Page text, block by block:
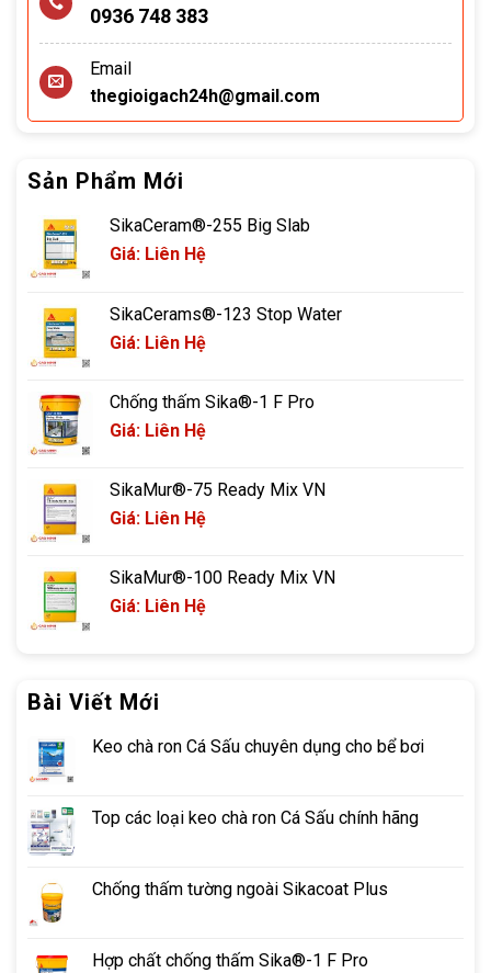
0936 748 383
Email
thegioigach24h@gmail.com
Sản Phẩm Mới
SikaCeram®-255 Big Slab
Giá: Liên Hệ
SikaCerams®-123 Stop Water
Giá: Liên Hệ
Chống thấm Sika®-1 F Pro
Giá: Liên Hệ
SikaMur®-75 Ready Mix VN
Giá: Liên Hệ
SikaMur®-100 Ready Mix VN
Giá: Liên Hệ
Bài Viết Mới
Keo chà ron Cá Sấu chuyên dụng cho bể bơi
Top các loại keo chà ron Cá Sấu chính hãng
Chống thấm tường ngoài Sikacoat Plus
Hợp chất chống thấm Sika®-1 F Pro